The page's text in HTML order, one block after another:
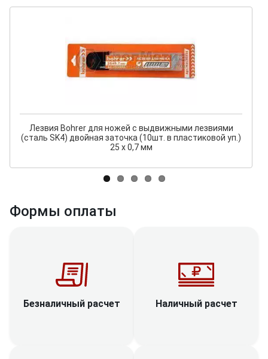
Лезвия Bohrer для ножей с выдвижными лезвиями
(сталь SK4) двойная заточка (10шт. в пластиковой уп.)
25 х 0,7 мм
Формы оплаты
Безналичный расчет Наличный расчет